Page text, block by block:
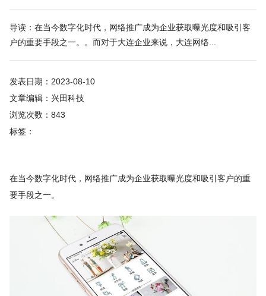
导读：在当今数字化时代，网络推广成为企业获取曝光度和吸引客
户的重要手段之一。。而对于大连企业来说，大连网络...
发表日期：2023-08-10
文章编辑：兴田科技
浏览次数：843
标签：
在当今数字化时代，网络推广成为企业获取曝光度和吸引客户的重
要手段之一。